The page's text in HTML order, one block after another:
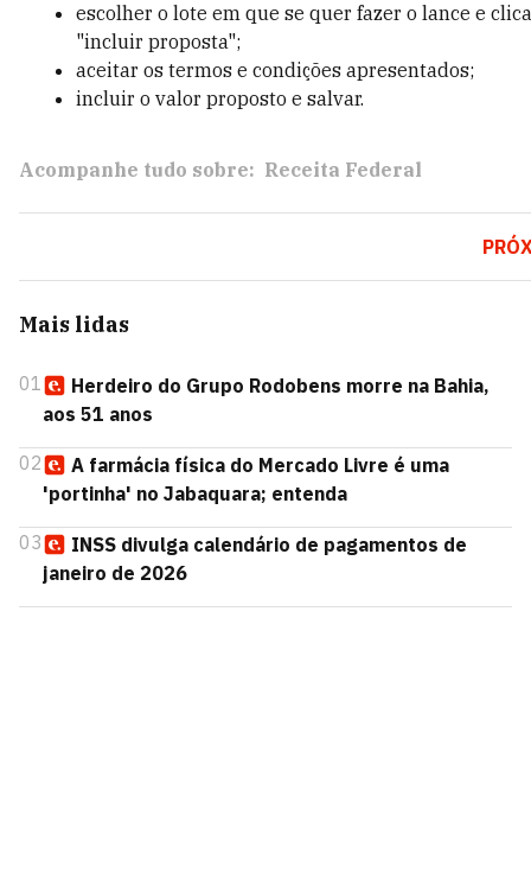
escolher o lote em que se quer fazer o lance e
"incluir proposta";
aceitar os termos e condições apresentados;
incluir o valor proposto e salvar.
Acompanhe tudo sobre: Receita Federal
Mais lidas
01
Herdeiro do Grupo Rodobens morre na Bahia,
aos 51 anos
02
A farmácia física do Mercado Livre é uma
'portinha' no Jabaquara; entenda
03
INSS divulga calendário de pagamentos de
janeiro de 2026